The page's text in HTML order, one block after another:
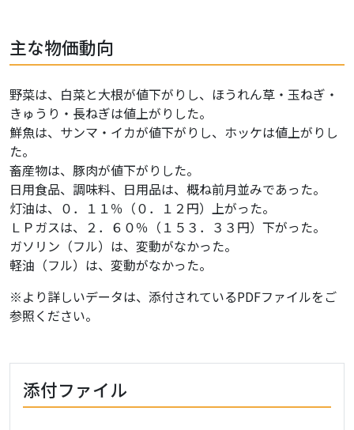
主な物価動向
野菜は、白菜と大根が値下がりし、ほうれん草・玉ねぎ・
きゅうり・長ねぎは値上がりした。
鮮魚は、サンマ・イカが値下がりし、ホッケは値上がりし
た。
畜産物は、豚肉が値下がりした。
日用食品、調味料、日用品は、概ね前月並みであった。
灯油は、０．１１％（０．１２円）上がった。
ＬＰガスは、２．６０％（１５３．３３円）下がった。
ガソリン（フル）は、変動がなかった。
軽油（フル）は、変動がなかった。
※より詳しいデータは、添付されているPDFファイルをご
参照ください。
添付ファイル